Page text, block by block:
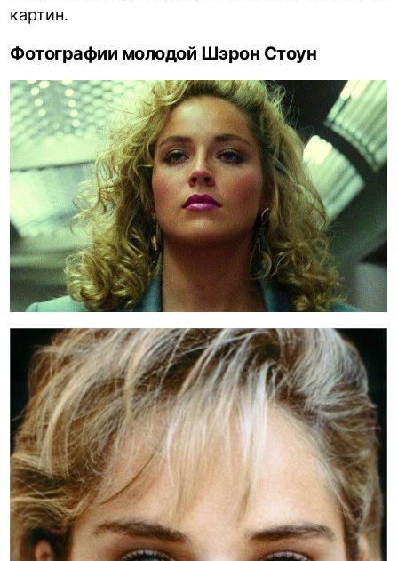
картин.
Фотографии молодой Шэрон Стоун